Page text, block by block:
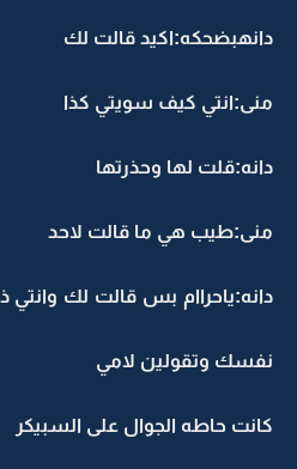
دانهبضحكه:اكيد قالت لك
منى:انتي كيف سويتي كذا
دانه:قلت لها وحذرتها
منى:طيب هي ما قالت لاحد
دانه:ياحراام بس قالت لك وانتي
نفسك وتقولين لامي
كانت حاطه الجوال على السبيكر